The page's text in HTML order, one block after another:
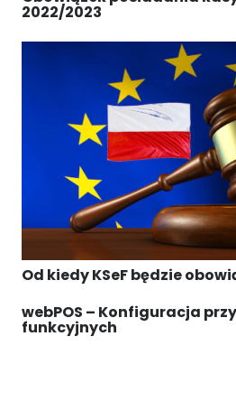
2022/2023
Od kiedy KSeF będzie
webPOS – Konfiguracja
funkcyjnych